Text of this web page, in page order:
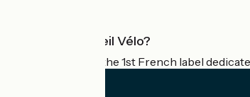
What is Accueil Vélo?
Accueil Vélo is the 1st French label